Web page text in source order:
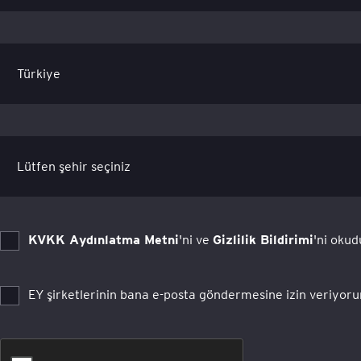
KVKK Aydınlatma Metni'ni ve Gizlilik Bildirimi'ni
EY şirketlerinin bana e-posta göndermesine izin